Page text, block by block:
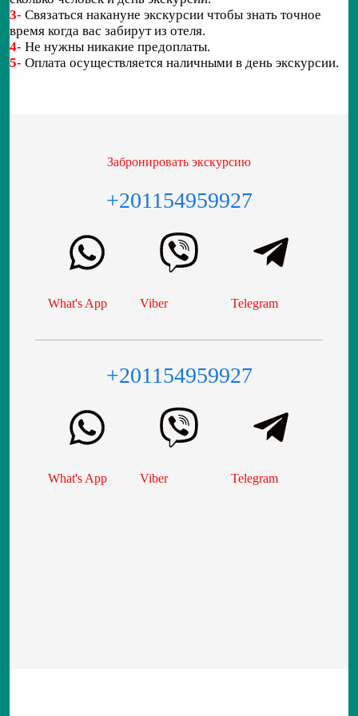
3- Связаться накануне экскурсии чтобы знать точное
время когда вас забирут из отеля.
4- Не нужны никакие предоплаты.
5- Оплата осуществляется наличными в день экскурсии.
Забронировать экскурсию
+201154959927
What's App Viber Telegram
+201154959927
What's App Viber Telegram